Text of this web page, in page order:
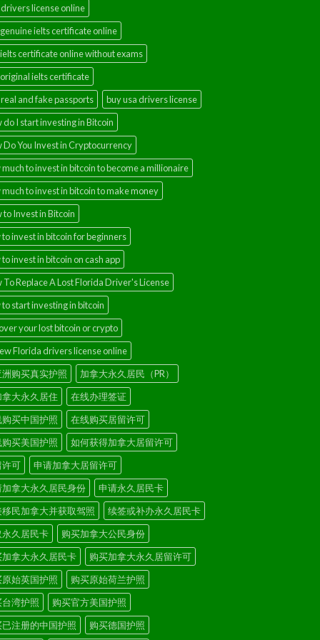
license online
ielts certificate online
certificate online without exams
ielts certificate
and fake passports
buy usa drivers license
do I start investing in Bitcoin
Do You Invest in Cryptocurrency
much to invest in bitcoin to become a millionaire
much to invest in bitcoin to make money
to Invest in Bitcoin
to invest in bitcoin for beginners
invest in bitcoin on cash app
To Replace A Lost Florida Driver's License
to start investing in bitcoin
your lost bitcoin or crypto
Florida drivers license online
洲购买真实护照
加拿大永久居民（PR）
大永久居住
在线办理签证
买中国护照
在线购买居留许可
买美国护照
如何获得加拿大居留许可
许可
申请加拿大居留许可
加拿大永久居民身份
申请永久居民卡
民加拿大并获取驾照
续签或补办永久居民卡
永久居民卡
购买加拿大公民身份
加拿大永久居民卡
购买加拿大永久居留许可
原始英国护照
购买原始荷兰护照
台湾护照
购买官方美国护照
已注册的中国护照
购买德国护照